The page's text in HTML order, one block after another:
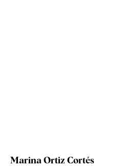
Marina Ortiz Cortés